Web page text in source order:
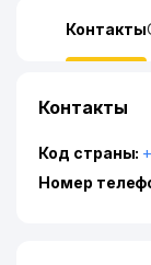
Контакты
Контакты
Код страны:
Номер